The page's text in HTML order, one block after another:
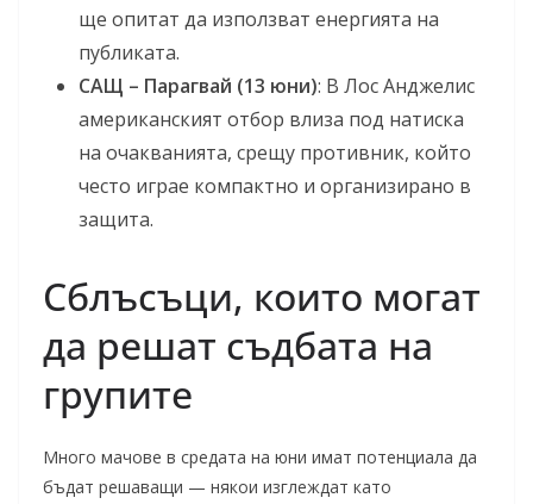
ще опитат да използват енергията на
публиката.
САЩ – Парагвай (13 юни): В Лос Анджелис
американският отбор влиза под натиска
на очакванията, срещу противник, който
често играе компактно и организирано в
защита.
Сблъсъци, които могат
да решат съдбата на
групите
Много мачове в средата на юни имат потенциала да
бъдат решаващи — някои изглеждат като